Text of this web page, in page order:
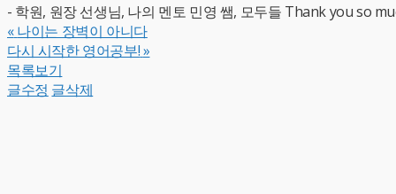
- 학원, 원장 선생님, 나의 멘토 민영 쌤, 모두들 Thank you so
«나이는 장벽이 아니다
다시 시작한 영어공부!»
목록보기
글수정 글삭제